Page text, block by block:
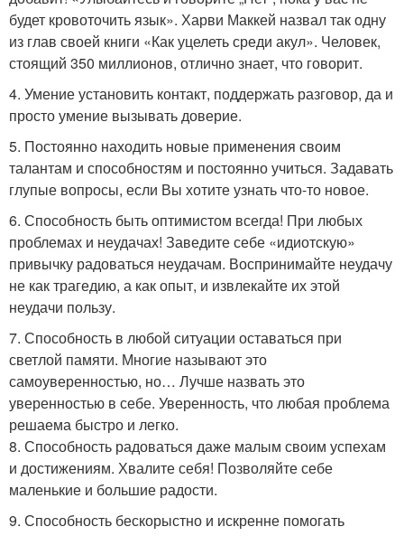
будет кровоточить язык». Харви Маккей назвал так одну
из глав своей книги «Как уцелеть среди акул». Человек,
стоящий 350 миллионов, отлично знает, что говорит.
4. Умение установить контакт, поддержать разговор, да и
просто умение вызывать доверие.
5. Постоянно находить новые применения своим
талантам и способностям и постоянно учиться. Задавать
глупые вопросы, если Вы хотите узнать что-то новое.
6. Способность быть оптимистом всегда! При любых
проблемах и неудачах! Заведите себе «идиотскую»
привычку радоваться неудачам. Воспринимайте неудачу
не как трагедию, а как опыт, и извлекайте их этой
неудачи пользу.
7. Способность в любой ситуации оставаться при
светлой памяти. Многие называют это
самоуверенностью, но… Лучше назвать это
уверенностью в себе. Уверенность, что любая проблема
решаема быстро и легко.
8. Способность радоваться даже малым своим успехам
и достижениям. Хвалите себя! Позволяйте себе
маленькие и большие радости.
9. Способность бескорыстно и искренне помогать